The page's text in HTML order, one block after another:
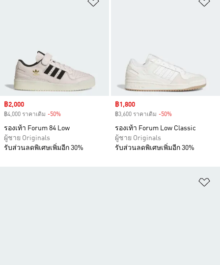
Sale price
฿2,000
฿4,000 ราคาเดิม -50%
รองเท้า Forum 84 Low
ผู้ชาย Originals
รับส่วนลดพิเศษเพิ่มอีก 30%
Sale price
฿1,800
฿3,600 ราคาเดิม -50%
รองเท้า Forum Low Classic
ผู้ชาย Originals
รับส่วนลดพิเศษเพิ่มอีก 30%